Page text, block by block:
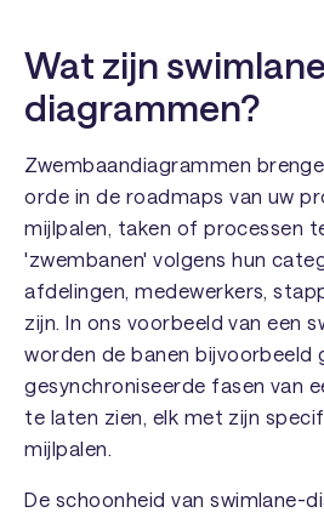
Wat zijn
diagrammen?
Zwembaandiagrammen
orde in de roadmaps van uw
mijlpalen, taken of processen
'zwembanen' volgens hun
afdelingen, medewerkers,
zijn. In ons voorbeeld van een
worden de banen bijvoorbeeld
gesynchroniseerde fasen van
te laten zien, elk met zijn
mijlpalen.
De schoonheid van swimlane-